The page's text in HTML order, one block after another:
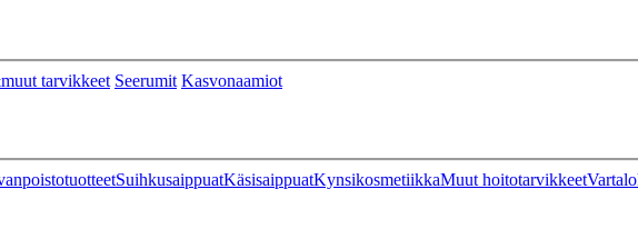
tarvikkeet Seerumit Kasvonaamiot
SuihkusaippuatKäsisaippuatKynsikosmetiikkaMuut hoitotarvikkeet